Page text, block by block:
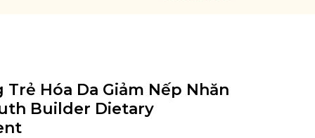
Trẻ Hóa Da Giảm Nếp Nhăn
Builder Dietary